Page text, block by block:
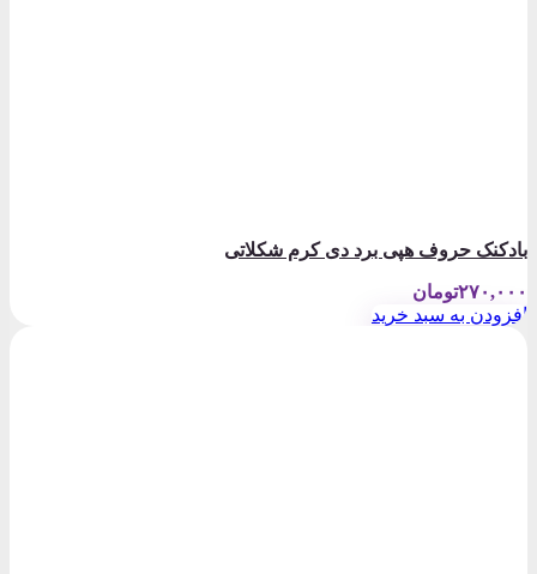
بادکنک حروف هپی برد دی کرم شکلاتی
۲۷۰,۰۰۰تومان
افزودن به سبد خرید